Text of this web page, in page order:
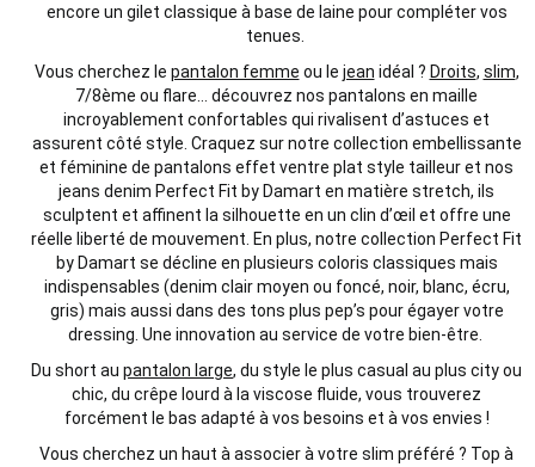
encore un gilet classique à base de laine pour compléter vos
tenues.
Vous cherchez le pantalon femme ou le jean idéal ? Droits, slim,
7/8ème ou flare… découvrez nos pantalons en maille
incroyablement confortables qui rivalisent d’astuces et
assurent côté style . Craquez sur notre collection embellissante
et féminine de pantalons effet ventre plat style tailleuret nos
jeans denim Perfect Fit by Damart en matière stretch, ils
sculptent et affinent la silhouette en un clin d’œil et offre une
réelle liberté de mouvement. En plus, notre collection Perfect Fit
by Damart se décline en plusieurs coloris classiques mais
indispensables (denim clair moyen ou foncé, noir, blanc, écru,
gris) mais aussi dans des tons plus pep’s pour égayer votre
dressing. Une innovation au service de votre bien-être.
Du short au pantalon large, du style le plus casual au plus city ou
chic, du crêpe lourd à la viscose fluide, vous trouverez
forcément le bas adapté à vos besoins et à vos envies !
Vous cherchez un haut à associer à votre slim préféré ? Top à